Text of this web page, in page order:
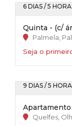
6 DIAS / 5
Quinta - (c/
Palmela,
Seja o
9 DIAS / 5
Apartamento
Quelfes,